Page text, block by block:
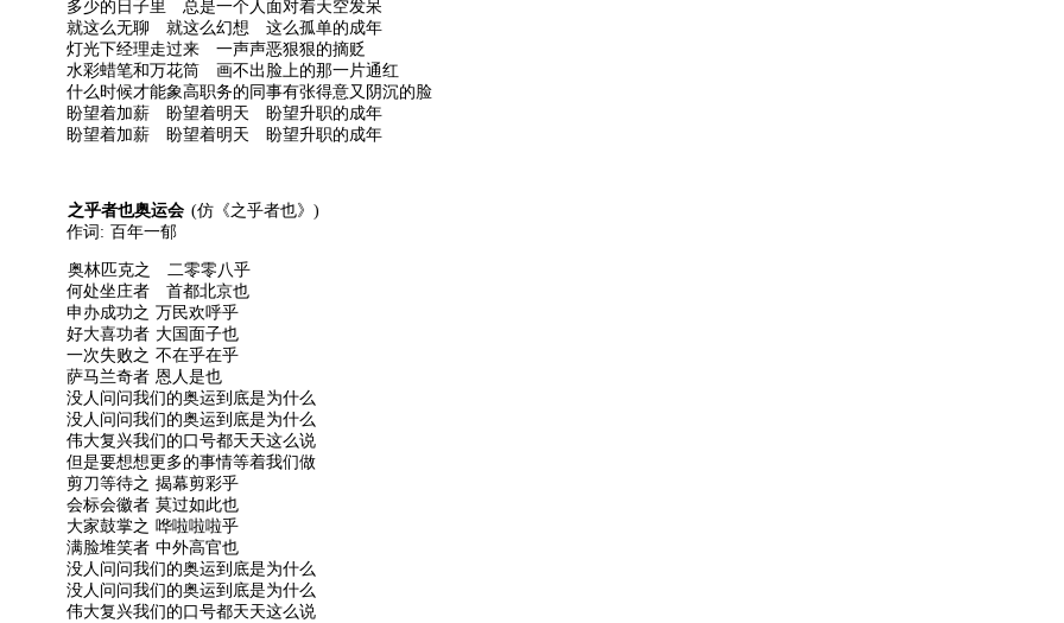
多少的日子里 总是一个人面对着天空发呆
就这么无聊 就这么幻想 这么孤单的成年
灯光下经理走过来 一声声恶狠狠的摘贬
水彩蜡笔和万花筒 画不出脸上的那一片通红
什么时候才能象高职务的同事有张得意又阴沉的脸
盼望着加薪 盼望着明天 盼望升职的成年
盼望着加薪 盼望着明天 盼望升职的成年
之乎者也奥运会 (仿《之乎者也》)
作词: 百年一郁
奥林匹克之 二零零八乎
何处坐庄者 首都北京也
申办成功之 万民欢呼乎
好大喜功者 大国面子也
一次失败之 不在乎在乎
萨马兰奇者 恩人是也
没人问问我们的奥运到底是为什么
没人问问我们的奥运到底是为什么
伟大复兴我们的口号都天天这么说
但是要想想更多的事情等着我们做
剪刀等待之 揭幕剪彩乎
会标会徽者 莫过如此也
大家鼓掌之 哗啦啦啦乎
满脸堆笑者 中外高官也
没人问问我们的奥运到底是为什么
没人问问我们的奥运到底是为什么
伟大复兴我们的口号都天天这么说